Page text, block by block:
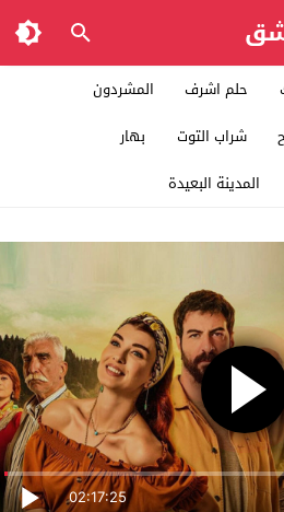
حلم اشرف
المشردون
شراب التوت
بهار
المدينة البعيدة
02:17:25